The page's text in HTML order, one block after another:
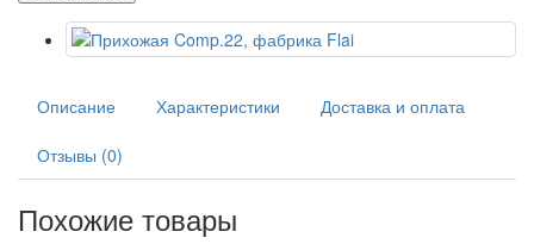
Описание Характеристики Доставка и оплата
Отзывы (0)
Похожие товары